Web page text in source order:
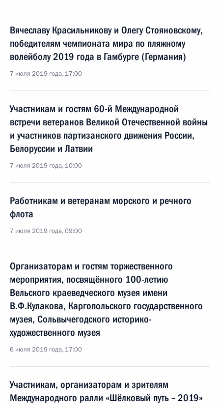
Вячеславу Красильникову и Олегу Стояновскому,
победителям чемпионата мира по пляжному
волейболу 2019 года в Гамбурге (Германия)
7 июля 2019 года, 17:00
Участникам и гостям 60-й Международной
встречи ветеранов Великой Отечественной войны
и участников партизанского движения России,
Белоруссии и Латвии
7 июля 2019 года, 10:00
Работникам и ветеранам морского и речного
флота
7 июля 2019 года, 09:00
Организаторам и гостям торжественного
мероприятия, посвящённого 100-летию
Вельского краеведческого музея имени
В.Ф.Кулакова, Каргопольского государственного
музея, Сольвычегодского историко-
художественного музея
6 июля 2019 года, 17:00
Участникам, организаторам и зрителям
Международного ралли «Шёлковый путь – 2019»